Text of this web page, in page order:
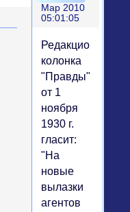
Мар 2010
05:01:05
Редакционная
колонка
"Правды"
от 1
ноября
1930 г.
гласит:
"На
новые
вылазки
агентов